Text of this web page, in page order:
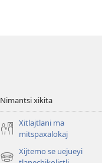
Nimantsi xikita
Xitlajtlani ma
mitspaxalokaj
Xijtemo se uejueyi